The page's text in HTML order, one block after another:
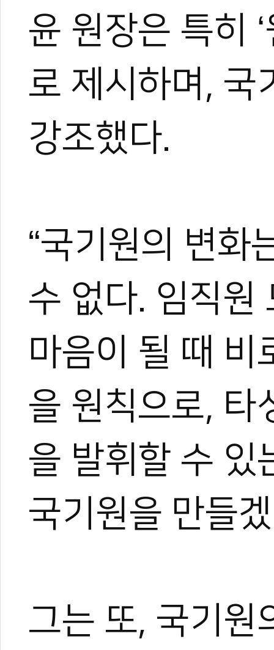
윤 원장은 특히
로 제시하며, 국
강조했다.
“국기원의 변화
수 없다. 임직원
마음이 될 때 비
을 원칙으로, 타
을 발휘할 수 있
국기원을 만들
그는 또, 국기원
한혜진
태권도 경기인 출신의 태
트 KOICA 국제협력요원으
장 중심의 심층 취재를 이
작, 대회 중계방송 캐스터,
텐츠를 다각화해 온 전문
과 콘텐츠 제작 및 홍보 마
이온 대표이사를 맡고 있
야)와 대학 겸임교수로도
화 발전에 힘쓰고 있다.